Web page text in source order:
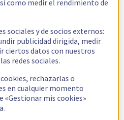
como medir el rendimiento de
sociales y de socios externos:
publicidad dirigida, medir
ciertos datos con nuestros
redes sociales.
rechazarlas o
en cualquier momento
«Gestionar mis cookies»